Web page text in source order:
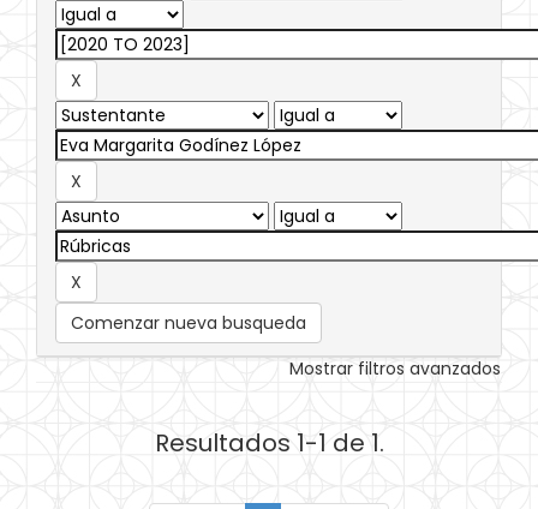
Comenzar nueva busqueda
Mostrar filtros avanzados
Resultados 1-1 de 1.